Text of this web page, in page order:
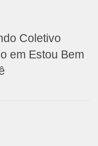
Coletivo
em Estou Bem